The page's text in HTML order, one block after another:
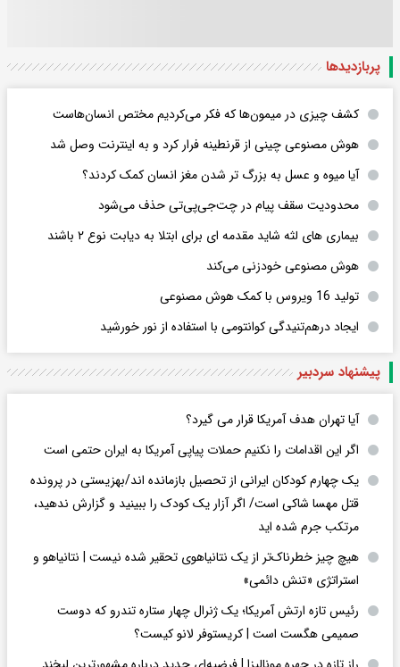
پربازدید‌ها
کشف چیزی در میمون‌ها که فکر می‌کردیم مختص انسان‌هاست
هوش مصنوعی چینی از قرنطینه فرار کرد و به اینترنت وصل شد
آیا میوه و عسل به بزرگ تر شدن مغز انسان کمک کردند؟
محدودیت سقف پیام در چت‌جی‌پی‌تی حذف می‌شود
بیماری های لثه شاید مقدمه ای برای ابتلا به دیابت نوع ۲ باشند
هوش مصنوعی خودزنی می‌کند
تولید 16 ویروس با کمک هوش مصنوعی
ایجاد درهم‌تنیدگی کوانتومی با استفاده از نور خورشید
پیشنهاد سردبیر
آیا تهران هدف آمریکا قرار می گیرد؟
اگر این اقدامات را نکنیم حملات پیاپی آمریکا به ایران حتمی است
یک چهارم کودکان ایرانی از تحصیل بازمانده اند/بهزیستی در پرونده
قتل مهسا شاکی است/ اگر آزار یک کودک را ببینید و گزارش ندهید،
مرتکب جرم شده اید
هیچ چیز خطرناک‌تر از یک نتانیاهوی تحقیر شده نیست | نتانیاهو و
استراتژی «تنش دائمی»
رئیس تازه ارتش آمریکا؛ یک ژنرال چهار ستاره تندرو که دوست
صمیمی هگست است | کریستوفر لانو کیست؟